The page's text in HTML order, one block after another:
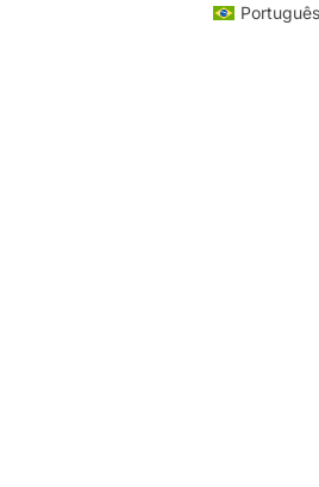
Português